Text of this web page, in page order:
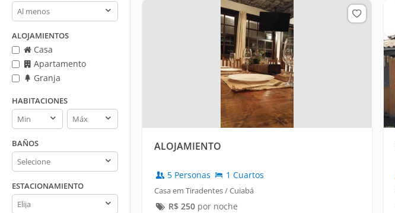
¿Cuántas
personas?
ALOJAMIENTOS
Casa
Apartamento
Granja
HABITACIONES
Habitaciones
min
Habitaciones
max
BAÑOS
Baños
ESTACIONAMIENTO
Estacionamiento
ALOJAMIENTO
5 Personas 1 Cuartos
Casa em Tiradentes / Cuiabá
R$ 250por noche